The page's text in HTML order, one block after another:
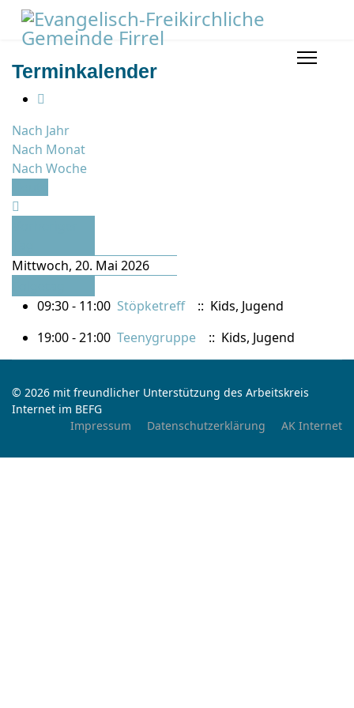
Terminkalender
Nach Jahr
Nach Monat
Nach Woche
Mittwoch, 20. Mai 2026
09:30 - 11:00 Stöpketreff
:: Kids, Jugend
19:00 - 21:00 Teenygruppe :: Kids, Jugend
© 2026 mit freundlicher Unterstützung des Arbeitskreis
Internet im BEFG
Impressum
Datenschutzerklärung AK Internet